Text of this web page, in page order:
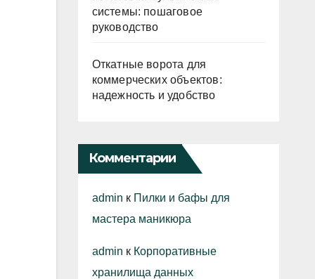
системы: пошаговое
руководство
Откатные ворота для
коммерческих объектов:
надежность и удобство
Комментарии
admin к Пилки и бафы для
мастера маникюра
admin к Корпоративные
хранилища данных